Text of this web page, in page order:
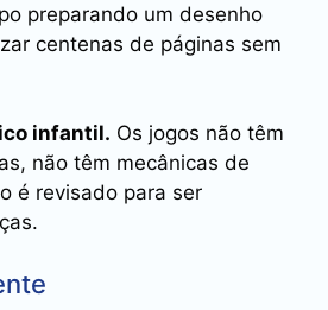
preparando um desenho
centenas de páginas sem
infantil. Os jogos não têm
não têm mecânicas de
é revisado para ser